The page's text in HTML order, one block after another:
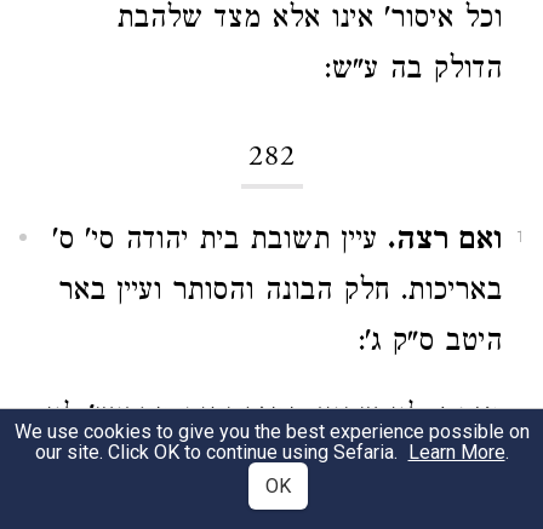
וכל איסור' אינו אלא מצד שלהבת
הדולק בה ע"ש:
282
1 ואם רצה. עיין תשובת בית יהודה סי' ס'
באריכות. חלק הבונה והסותר ועיין באר
היטב ס"ק ג':
2 מותר.לוי שהוא ממזר נפגם מקדוש' לוי
ת' דבר משה סי' ט"ו ות' בי"ד סי' ק"ה
We use cookies to give you the best experience possible on
our site. Click OK to continue using Sefaria. Learn More.
OK